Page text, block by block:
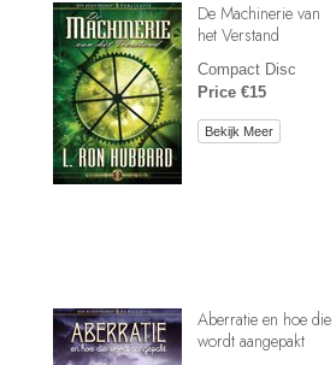
De Machinerie van
het Verstand
Compact Disc
Price €15
Bekijk Meer
Aberratie en hoe die
wordt aangepakt